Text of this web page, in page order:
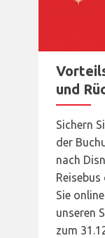
und
Sichern
der
nach
Sie
unseren
zum